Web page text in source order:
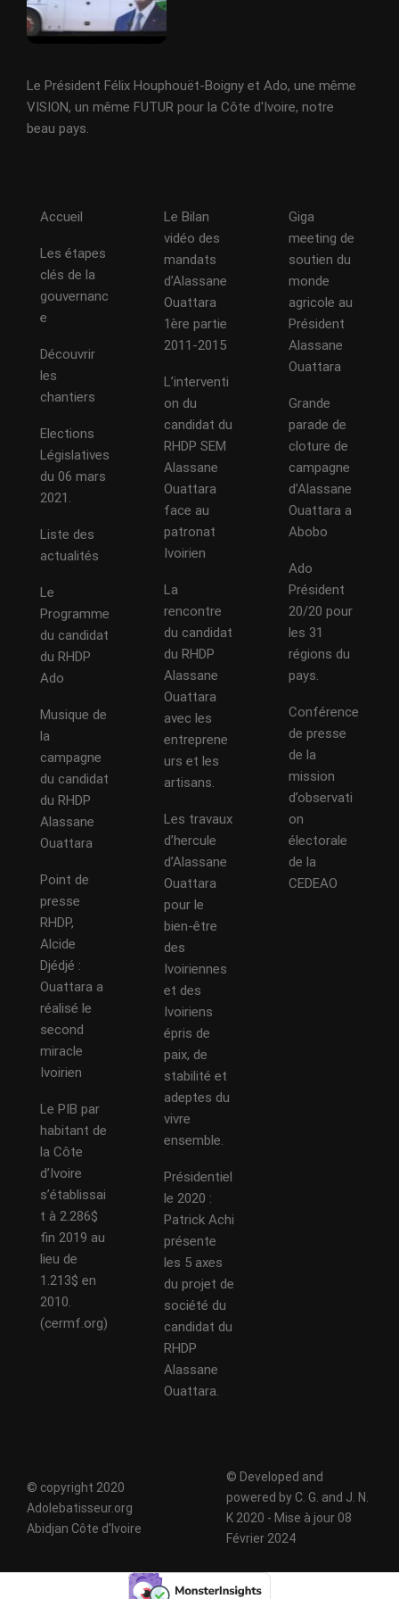
Le Président Félix Houphouët-Boigny et Ado, une même
VISION, un même FUTUR pour la Côte d'Ivoire, notre
beau pays.
Accueil
Les étapes
clés de la
gouvernanc
e
Découvrir
les
chantiers
Elections
Législatives
du 06 mars
2021.
Liste des
actualités
Le
Programme
du candidat
du RHDP
Ado
Musique de
la
campagne
du candidat
du RHDP
Alassane
Ouattara
Point de
presse
RHDP,
Alcide
Djédjé :
Ouattara a
réalisé le
second
miracle
Ivoirien
Le PIB par
habitant de
la Côte
d’Ivoire
s’établissai
t à 2.286$
fin 2019 au
lieu de
1.213$ en
2010.
(cermf.org)
Le Bilan
vidéo des
mandats
d’Alassane
Ouattara
1ère partie
2011-2015
L’interventi
on du
candidat du
RHDP SEM
Alassane
Ouattara
face au
patronat
Ivoirien
La
rencontre
du candidat
du RHDP
Alassane
Ouattara
avec les
entreprene
urs et les
artisans.
Les travaux
d’hercule
d’Alassane
Ouattara
pour le
bien-être
des
Ivoiriennes
et des
Ivoiriens
épris de
paix, de
stabilité et
adeptes du
vivre
ensemble.
Présidentiel
le 2020 :
Patrick Achi
présente
les 5 axes
du projet de
société du
candidat du
RHDP
Alassane
Ouattara.
Giga
meeting de
soutien du
monde
agricole au
Président
Alassane
Ouattara
Grande
parade de
cloture de
campagne
d’Alassane
Ouattara a
Abobo
Ado
Président
20/20 pour
les 31
régions du
pays.
Conférence
de presse
de la
mission
d’observati
on
électorale
de la
CEDEAO
© copyright 2020
Adolebatisseur.org
Abidjan Côte d'Ivoire
© Developed and
powered by C. G. and J. N.
K 2020 - Mise à jour 08
Février 2024